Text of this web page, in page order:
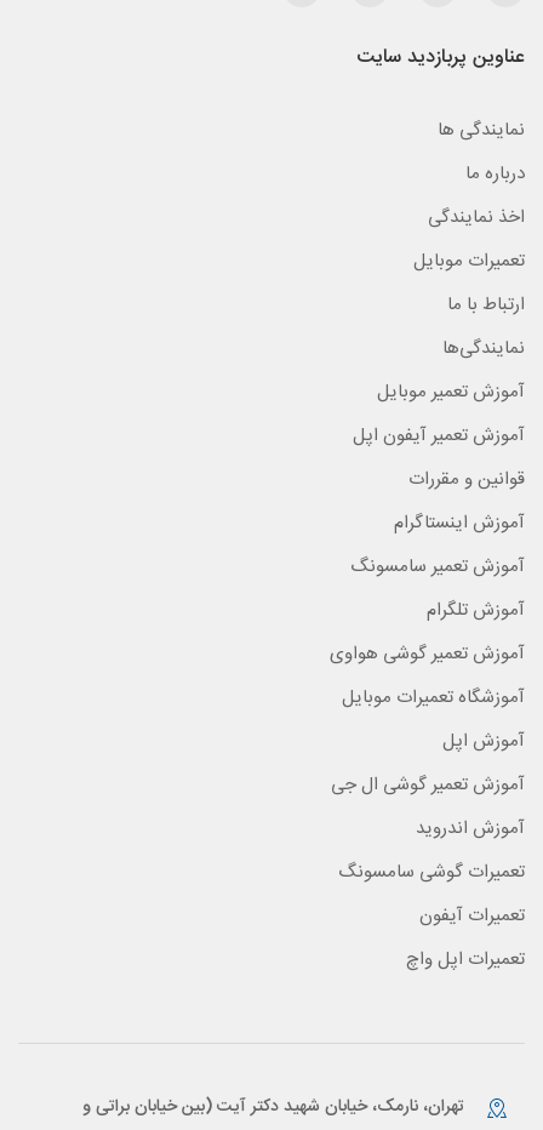
عناوین پربازدید سایت
نمایندگی ها
درباره ما
اخذ نمایندگی
تعمیرات موبایل
ارتباط با ما
نمایندگی‌ها
آموزش تعمیر موبایل
آموزش تعمیر آیفون اپل
قوانین و مقررات
آموزش اینستاگرام
آموزش تعمیر سامسونگ
آموزش تلگرام
آموزش تعمیر گوشی هواوی
آموزشگاه تعمیرات موبایل
آموزش اپل
آموزش تعمیر گوشی ال جی
آموزش اندروید
تعمیرات گوشی سامسونگ
تعمیرات آیفون
تعمیرات اپل واچ
تهران، نارمک، خیابان شهید دکتر آیت (بین خیابان براتی و